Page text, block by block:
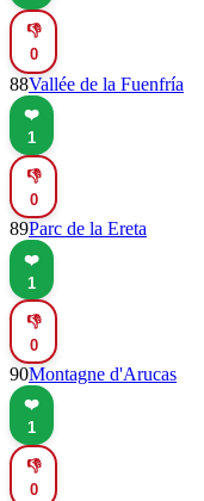
👎
0
88Vallée de la Fuenfría
❤️
1
👎
0
89Parc de la Ereta
❤️
1
👎
0
90Montagne d'Arucas
❤️
1
👎
0